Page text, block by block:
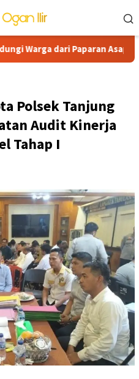
dari Paparan Asap Karhutla,
Polsek Tanjung
Audit Kinerja
Tahap I